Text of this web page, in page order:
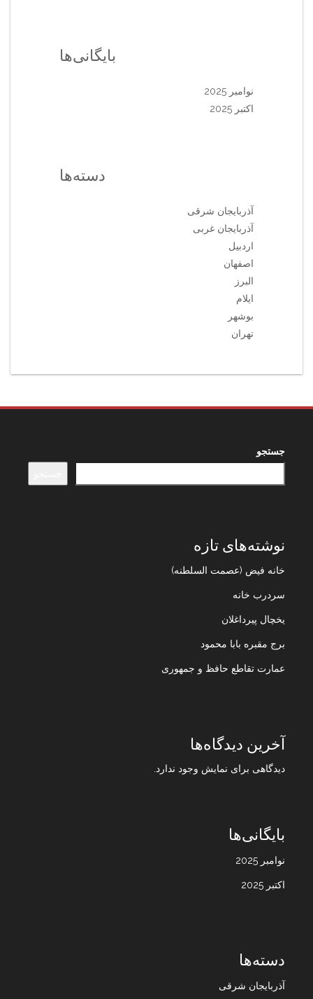
بایگانی‌ها
نوامبر 2025
اکتبر 2025
دسته‌ها
آذربایجان شرقی
آذربایجان غربی
اردبیل
اصفهان
البرز
ایلام
بوشهر
تهران
جستجو
نوشته‌های تازه
خانه فیض (عصمت السلطنه)
سردرب خانه
یخچال پیرداغلان
برج مقبره بابا محمود
عمارت تقاطع حافظ و جمهوری
آخرین دیدگاه‌ها
دیدگاهی برای نمایش وجود ندارد.
بایگانی‌ها
نوامبر 2025
اکتبر 2025
دسته‌ها
آذربایجان شرقی